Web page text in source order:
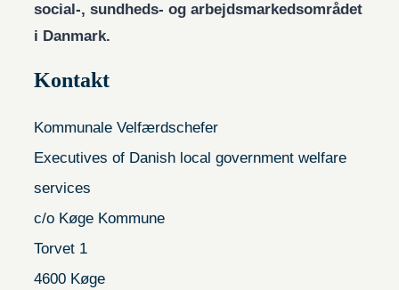
social-, sundheds- og arbejdsmarkedsområdet
i Danmark.
Kontakt
Kommunale Velfærdschefer
Executives of Danish local government welfare
services
c/o Køge Kommune
Torvet 1
4600 Køge